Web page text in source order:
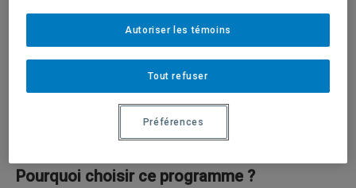
connaissances approfondies dans le domaine de
l’immobilier tout en développant des compétences
essentielles pour évaluer la valeur des biens immobiliers
professionnel·les souhaitant évoluer dans ce secteur
Pourquoi choisir ce programme ?
Tout refuser
Autoriser les témoins
Préférences